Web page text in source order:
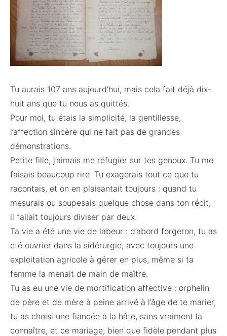
Tu aurais 107 ans aujourd’hui, mais cela fait déjà dix-
huit ans que tu nous as quittés.
Pour moi, tu étais la simplicité, la gentillesse,
l’affection sincère qui ne fait pas de grandes
démonstrations.
Petite fille, j’aimais me réfugier sur tes genoux. Tu me
faisais beaucoup rire. Tu exagérais tout ce que tu
racontais, et on en plaisantait toujours : quand tu
mesurais ou soupesais quelque chose dans ton récit,
il fallait toujours diviser par deux.
Ta vie a été une vie de labeur : d’abord forgeron, tu as
été ouvrier dans la sidérurgie, avec toujours une
exploitation agricole à gérer en plus, même si ta
femme la menait de main de maître.
Tu as eu une vie de mortification affective : orphelin
de père et de mère à peine arrivé à l’âge de te marier,
tu as choisi une fiancée à la hâte, sans vraiment la
connaître, et ce mariage, bien que fidèle pendant plus